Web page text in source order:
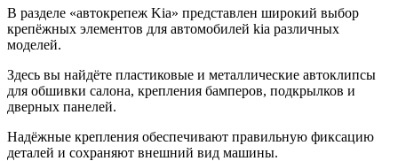
В разделе «автокрепеж Kia» представлен широкий выбор
крепёжных элементов для автомобилей kia различных
моделей.
Здесь вы найдёте пластиковые и металлические автоклипсы
для обшивки салона, крепления бамперов, подкрылков и
дверных панелей.
Надёжные крепления обеспечивают правильную фиксацию
деталей и сохраняют внешний вид машины.